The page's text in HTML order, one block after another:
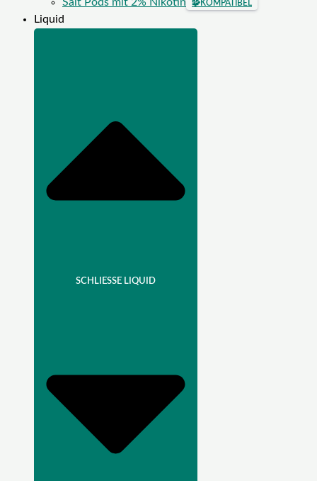
Salt Pods mit 2% Nikotin
🧩KOMPATIBEL
Liquid
SCHLIESSE LIQUID